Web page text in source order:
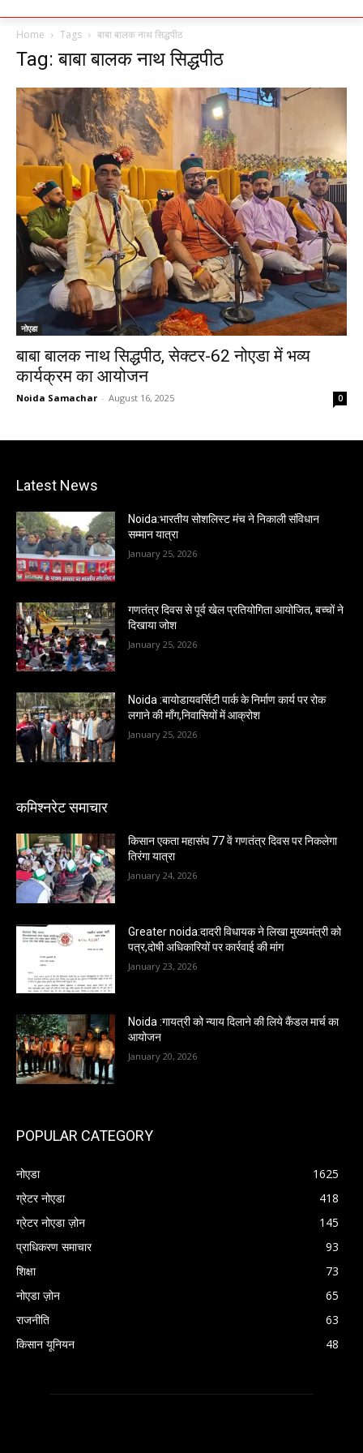
Home Tags बाबा बालक नाथ सिद्धपीठ
Tag: बाबा बालक नाथ सिद्धपीठ
नोएडा
बाबा बालक नाथ सिद्धपीठ, सेक्टर-62 नोएडा में भव्य
कार्यक्रम का आयोजन
Noida Samachar - August 16, 2025 0
Latest News
Noida:भारतीय सोशलिस्ट मंच ने निकाली संविधान
सम्मान यात्रा
January 25, 2026
गणतंत्र दिवस से पूर्व खेल प्रतियोगिता आयोजित, बच्चों ने
दिखाया जोश
January 25, 2026
Noida :बायोडायवर्सिटी पार्क के निर्माण कार्य पर रोक
लगाने की माँग,निवासियों में आक्रोश
January 25, 2026
कमिश्नरेट समाचार
किसान एकता महासंघ 77 वें गणतंत्र दिवस पर निकलेगा
तिरंगा यात्रा
January 24, 2026
Greater noida:दादरी विधायक ने लिखा मुख्यमंत्री को
पत्र,दोषी अधिकारियों पर कार्रवाई की मांग
January 23, 2026
Noida :गायत्री को न्याय दिलाने की लिये कैंडल मार्च का
आयोजन
January 20, 2026
POPULAR CATEGORY
नोएडा
1625
ग्रेटर नोएडा
418
ग्रेटर नोएडा ज़ोन
145
प्राधिकरण समाचार
93
शिक्षा
73
नोएडा ज़ोन
65
राजनीति
63
किसान यूनियन
48